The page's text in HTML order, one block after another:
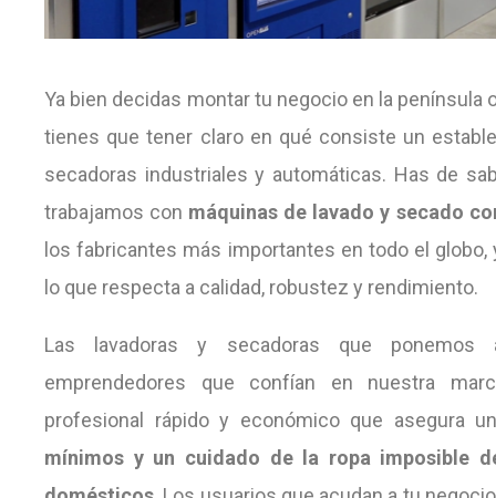
Ya bien decidas montar tu negocio en la península
tienes que tener claro en qué consiste un
secadoras industriales y automáticas. Has de
trabajamos con máquinas de lavado y secado
los fabricantes más importantes en todo el globo,
lo que respecta a calidad, robustez y rendimiento.
Las lavadoras y secadoras que
emprendedores que confían en nuestra
profesional rápido y económico que asegura
mínimos y un cuidado de la ropa imposible